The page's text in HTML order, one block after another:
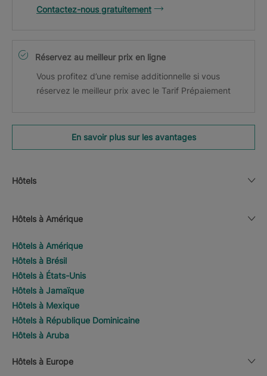
Contactez-nous gratuitement
Réservez au meilleur prix en ligne
Vous profitez d’une remise additionnelle si vous
réservez le meilleur prix avec le Tarif Prépaiement
En savoir plus sur les avantages
Hôtels
Hôtels à Amérique
Hôtels à Amérique
Hôtels à Brésil
Hôtels à États-Unis
Hôtels à Jamaïque
Hôtels à Mexique
Hôtels à République Dominicaine
Hôtels à Aruba
Hôtels à Europe